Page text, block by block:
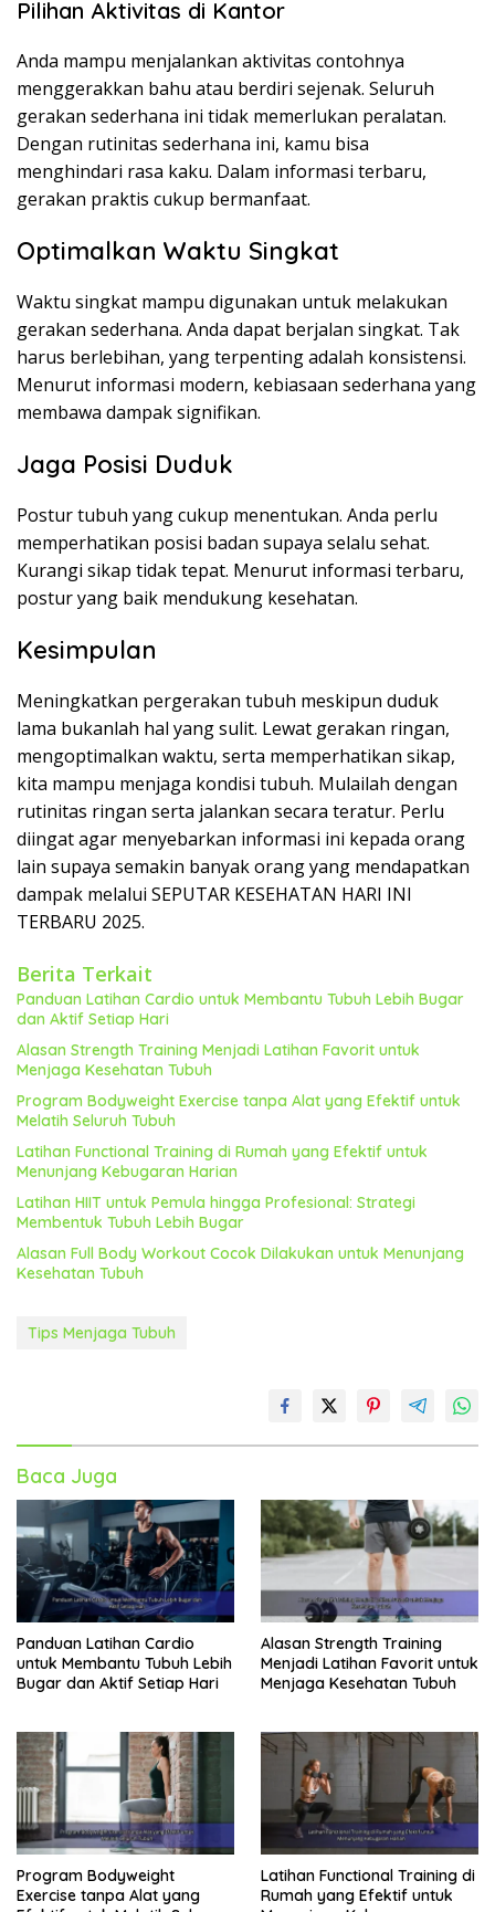
Pilihan Aktivitas di Kantor
Anda mampu menjalankan aktivitas contohnya
menggerakkan bahu atau berdiri sejenak. Seluruh
gerakan sederhana ini tidak memerlukan peralatan.
Dengan rutinitas sederhana ini, kamu bisa
menghindari rasa kaku. Dalam informasi terbaru,
gerakan praktis cukup bermanfaat.
Optimalkan Waktu Singkat
Waktu singkat mampu digunakan untuk melakukan
gerakan sederhana. Anda dapat berjalan singkat. Tak
harus berlebihan, yang terpenting adalah konsistensi.
Menurut informasi modern, kebiasaan sederhana yang
membawa dampak signifikan.
Jaga Posisi Duduk
Postur tubuh yang cukup menentukan. Anda perlu
memperhatikan posisi badan supaya selalu sehat.
Kurangi sikap tidak tepat. Menurut informasi terbaru,
postur yang baik mendukung kesehatan.
Kesimpulan
Meningkatkan pergerakan tubuh meskipun duduk
lama bukanlah hal yang sulit. Lewat gerakan ringan,
mengoptimalkan waktu, serta memperhatikan sikap,
kita mampu menjaga kondisi tubuh. Mulailah dengan
rutinitas ringan serta jalankan secara teratur. Perlu
diingat agar menyebarkan informasi ini kepada orang
lain supaya semakin banyak orang yang mendapatkan
dampak melalui SEPUTAR KESEHATAN HARI INI
TERBARU 2025.
Berita Terkait
Panduan Latihan Cardio untuk Membantu Tubuh Lebih Bugar
dan Aktif Setiap Hari
Alasan Strength Training Menjadi Latihan Favorit untuk
Menjaga Kesehatan Tubuh
Program Bodyweight Exercise tanpa Alat yang Efektif untuk
Melatih Seluruh Tubuh
Latihan Functional Training di Rumah yang Efektif untuk
Menunjang Kebugaran Harian
Latihan HIIT untuk Pemula hingga Profesional: Strategi
Membentuk Tubuh Lebih Bugar
Alasan Full Body Workout Cocok Dilakukan untuk Menunjang
Kesehatan Tubuh
Tips Menjaga Tubuh
Baca Juga
Panduan Latihan Cardio
untuk Membantu Tubuh Lebih
Bugar dan Aktif Setiap Hari
Alasan Strength Training
Menjadi Latihan Favorit untuk
Menjaga Kesehatan Tubuh
Program Bodyweight
Exercise tanpa Alat yang
Latihan Functional Training di
Rumah yang Efektif untuk